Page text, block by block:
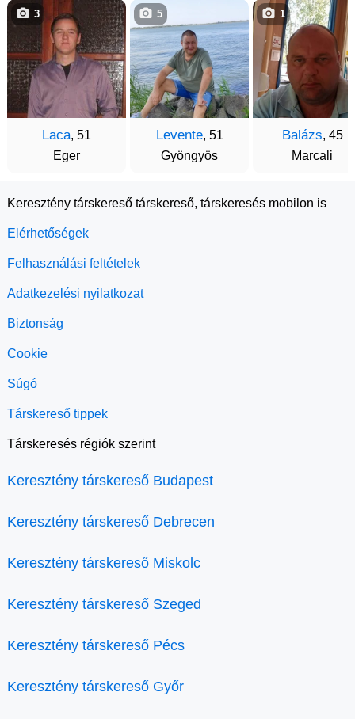
Laca, 51
Eger
3
Levente, 51
Gyöngyös
5
Balázs, 45
Marcali
1
Keresztény társkereső társkereső, társkeresés mobilon is
Elérhetőségek
Felhasználási feltételek
Adatkezelési nyilatkozat
Biztonság
Cookie
Súgó
Társkereső tippek
Társkeresés régiók szerint
Keresztény társkereső Budapest
Keresztény társkereső Debrecen
Keresztény társkereső Miskolc
Keresztény társkereső Szeged
Keresztény társkereső Pécs
Keresztény társkereső Győr